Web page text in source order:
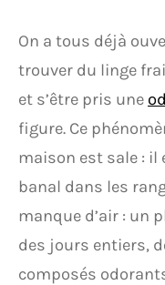
On a tous déjà
trouver du linge
et s’être pris une
figure. Ce
maison est sale :
banal dans les
manque d’air : un
des jours entiers,
composés